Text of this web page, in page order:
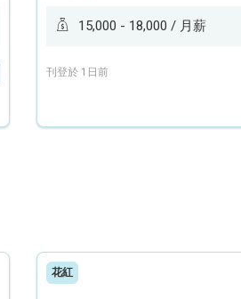
15,000 - 18,000 / 月薪
刊登於 1日前
花紅